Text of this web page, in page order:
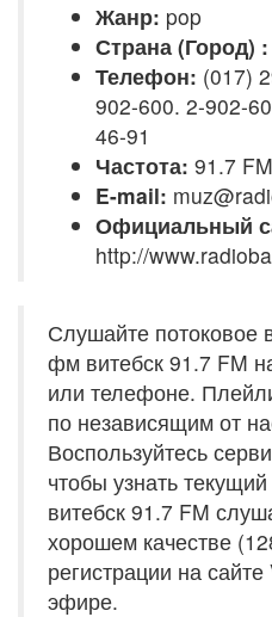
Жанр: pop
Страна (Город) :
Телефон: (017)
902-600. 2-902-
46-91
Частота: 91.7 FM
E-mail:
Официальный
http://
Слушайте
фм витебск 91.7 FM
или телефоне.
по независящим от
Воспользуйтесь
чтобы узнать
витебск 91.7 FM
хорошем качестве
регистрации на
эфире.